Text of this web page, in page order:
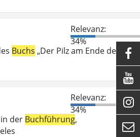
Relevanz:
34%
Buchs „Der Pilz am Ende der
Relevanz:
34%
der Buchführung,



